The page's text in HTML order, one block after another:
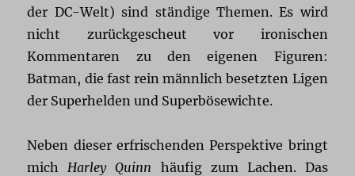
der DC-Welt) sind ständige Themen. Es wird
nicht zurückgescheut vor ironischen
Kommentaren zu den eigenen Figuren:
Batman, die fast rein männlich besetzten Ligen
der Superhelden und Superbösewichte.
Neben dieser erfrischenden Perspektive bringt
mich Harley Quinn häufig zum Lachen. Das